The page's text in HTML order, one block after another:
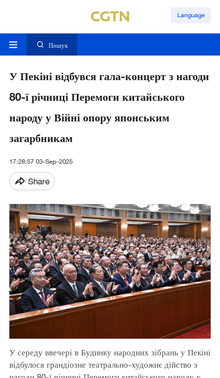
Language
Пошук
У Пекіні відбувся гала-концерт з нагоди
80-ї річниці Перемоги китайського
народу у Війні опору японським
загарбникам
17:28:57 03-Sep-2025
Share
У середу ввечері в Будинку народних зібрань у Пекіні
відбулося грандіозне театрально-художнє дійство з